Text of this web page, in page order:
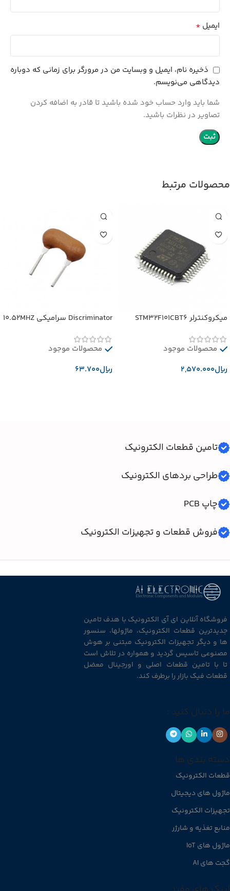
ایمیل *
ذخیره نام، ایمیل و وبسایت من در مرورگر برای زمانی که دوباره
دیدگاهی می‌نویسم.
شما باید وارد حساب خود شده باشید تا قادر به اضافه کردن
تصاویر در نظرات باشید.
محصولات مرتبط
میکروکنترلر STM32F101CBT6
محصولات موجود
﷼
Discriminator سرامیکی 10.52MHZ
محصولات موجود
﷼
تامین قطعات الکترونیک
طراحی بردهای الکترونیک
چاپ PCB
فروش قطعات و تجهیزات الکترونیک
فروشگاه آنلاین ای آی الکترونیک با هدف تامین
جدیدترین قطعات الکترونیک، ماژولها، سنسور
ها و دیگر تجهیزات الکترونیک مبتنی بر هوش
مصنوعی تاسیس گردید و همواره در تلاش است
تا با تامین قطعات اصلی و اورجینال معضل
قطعات فیک بازار را برطرف کند.
ما را دنبال کنید :
دسته بندی ها
قطعات الکترونیک
ماژول های دیجیتال
تجهیزات الکترونیک
منابع تغذیه و شارژر
ماژول های IoT
گجت های AI